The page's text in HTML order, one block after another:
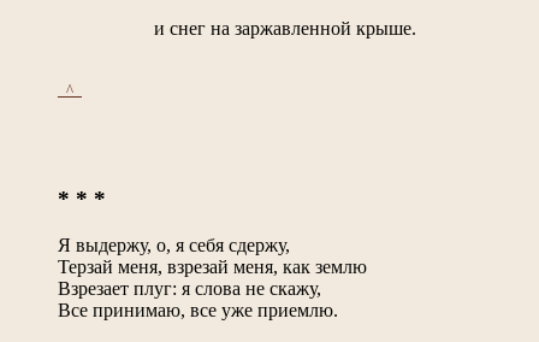
и снег на заржавленной крыше.
_^_
* * *
Я выдержу, о, я себя сдержу,
Терзай меня, взрезай меня, как землю
Взрезает плуг: я слова не скажу,
Все принимаю, все уже приемлю.